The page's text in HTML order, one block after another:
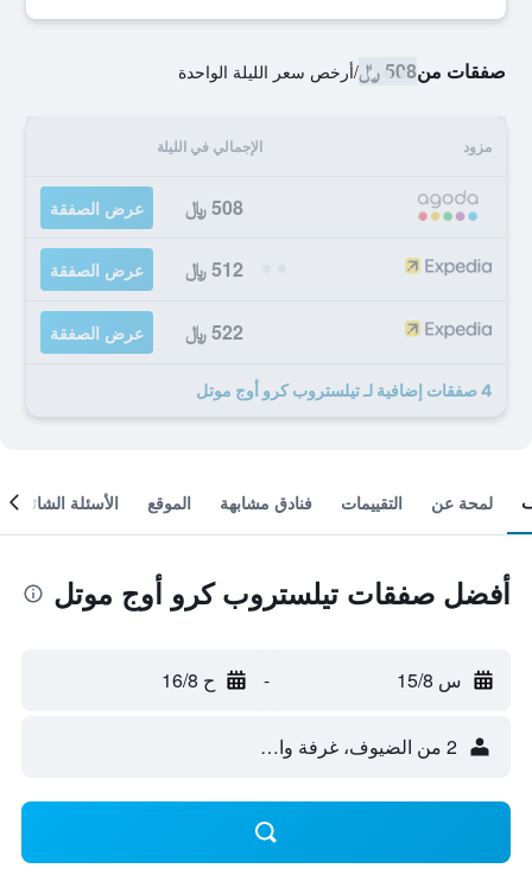
صفقات من508 ﷼ /أرخص سعر الليلة الواحدة
مزود الإجمالي في الليلة
508 ﷼ عرض الصفقة
512 ﷼ عرض الصفقة
522 ﷼ عرض الصفقة
4 صفقات إضافية لـ تيلستروب كرو أوج موتل
لمحة عن التقييمات فنادق مشابهة الموقع الأسئلة الشائعة
أفضل صفقات تيلستروب كرو أوج موتل
س 15/8 - ح 16/8
2 من الضيوف، غرفة واحدة